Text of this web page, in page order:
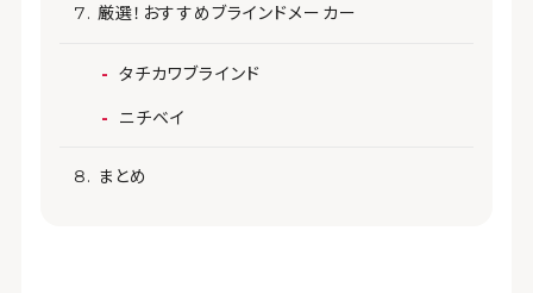
厳選！おすすめブラインドメーカー
タチカワブラインド
ニチベイ
まとめ